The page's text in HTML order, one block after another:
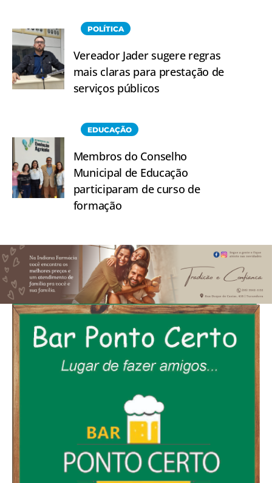
POLÍTICA
Vereador Jader sugere regras
mais claras para prestação de
serviços públicos
EDUCAÇÃO
Membros do Conselho
Municipal de Educação
participaram de curso de
formação